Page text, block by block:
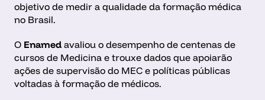
objetivo de medir a qualidade da formação médica
no Brasil.
O Enamed avaliou o desempenho de centenas de
cursos de Medicina e trouxe dados que apoiarão
ações de supervisão do MEC e políticas públicas
voltadas à formação de médicos.